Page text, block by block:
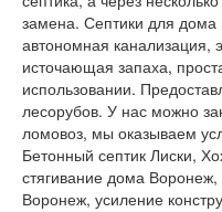
замена. Септики для
автономная канализация,
источающая запаха,
использовании.
лесорубов. У нас можно
ломовоз, мы оказываем
Бетонный септик Лиски,
стягивание дома
Воронеж, усиление